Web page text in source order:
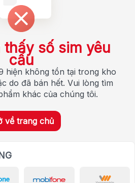
thấy số sim yêu
cầu
hiện không tồn tại trong kho
do đã bán hết. Vui lòng tìm
khác của chúng tôi.
về trang chủ